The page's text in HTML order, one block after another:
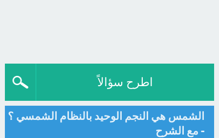
اطرح سؤالاً
الشمس هي النجم الوحيد بالنظام الشمسي ؟
- مع الشرح